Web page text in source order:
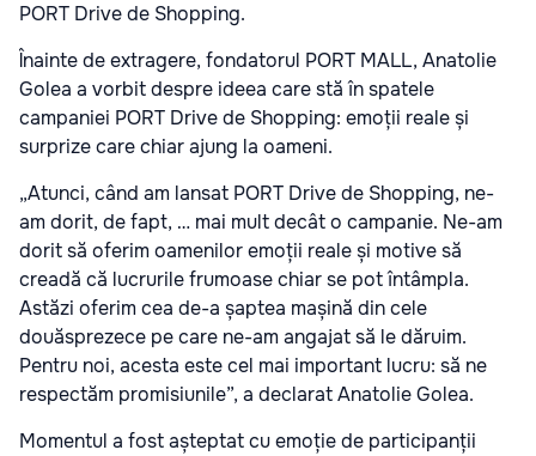
PORT Drive de Shopping.
Înainte de extragere, fondatorul PORT MALL, Anatolie
Golea a vorbit despre ideea care stă în spatele
campaniei PORT Drive de Shopping: emoții reale și
surprize care chiar ajung la oameni.
„Atunci, când am lansat PORT Drive de Shopping, ne-
am dorit, de fapt, … mai mult decât o campanie. Ne-am
dorit să oferim oamenilor emoții reale și motive să
creadă că lucrurile frumoase chiar se pot întâmpla.
Astăzi oferim cea de-a șaptea mașină din cele
douăsprezece pe care ne-am angajat să le dăruim.
Pentru noi, acesta este cel mai important lucru: să ne
respectăm promisiunile”, a declarat Anatolie Golea.
Momentul a fost așteptat cu emoție de participanții